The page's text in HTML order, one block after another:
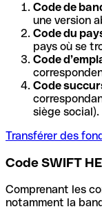
Code de
une version
Code du
pays où se
Code
Code
siège social).
Transférer des
Code SWIFT
Comprenant les
notamment la